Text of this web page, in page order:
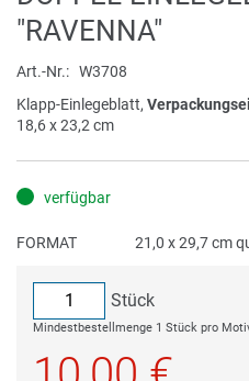
Anfang
der
springen
"RAVENNA"
Art.-Nr.
W3708
Klapp-Einlegeblatt,
18,6 x 23,2 cm
verfügbar
FORMAT 21,0 x 29,7 cm
Stück
Mindestbestellmenge 1 Stück pro